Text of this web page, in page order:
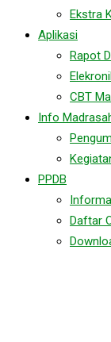
Ekstra
Aplikasi
Rapot
CBT
Info
PPDB
Daftar